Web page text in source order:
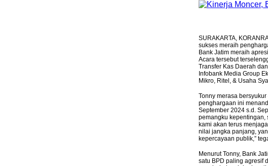
SURAKARTA,
sukses meraih
Bank Jatim meraih
Acara tersebut
Transfer Kas Daerah
Infobank Media Group
Mikro, Ritel, & Usaha
Tonny merasa
penghargaan ini
September 2024 s.d.
pemangku kepentingan,
kami akan terus
nilai jangka panjang,
kepercayaan publik,”
Menurut Tonny, Bank
satu BPD paling agresif